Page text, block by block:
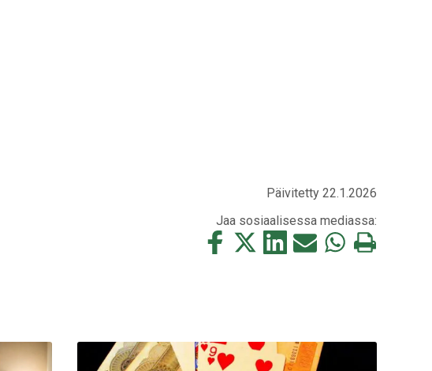
Päivitetty 22.1.2026
Jaa sosiaalisessa mediassa:
Jaa
tämä
Jaa
Jaa
tämä
Jaa
Jaa
Tulosta